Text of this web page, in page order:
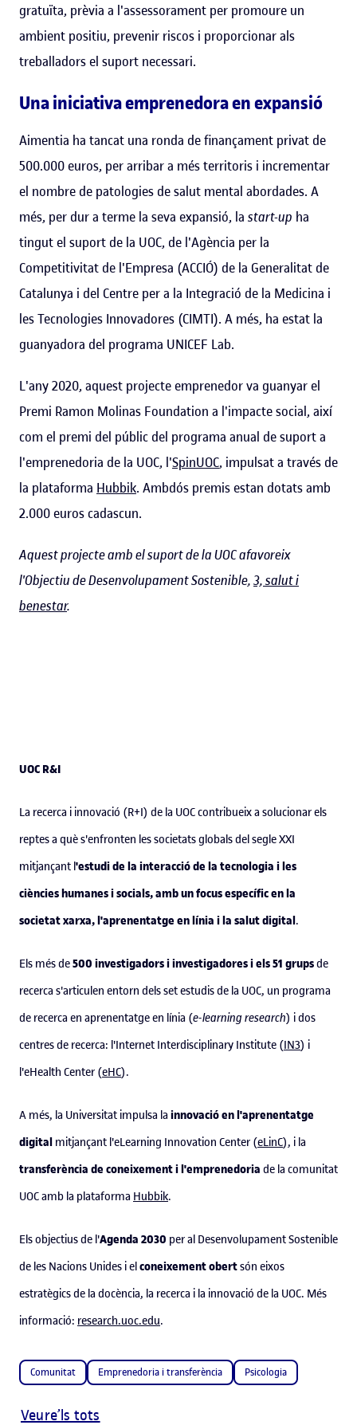
gratuïta, prèvia a l'assessorament per promoure un
ambient positiu, prevenir riscos i proporcionar als
treballadors el suport necessari.
Una iniciativa emprenedora en expansió
Aimentia ha tancat una ronda de finançament privat de
500.000 euros, per arribar a més territoris i incrementar
el nombre de patologies de salut mental abordades. A
més, per dur a terme la seva expansió, la start-up ha
tingut el suport de la UOC, de l'Agència per la
Competitivitat de l'Empresa (ACCIÓ) de la Generalitat de
Catalunya i del Centre per a la Integració de la Medicina i
les Tecnologies Innovadores (CIMTI). A més, ha estat la
guanyadora del programa UNICEF Lab.
L'any 2020, aquest projecte emprenedor va guanyar el
Premi Ramon Molinas Foundation a l'impacte social, així
com el premi del públic del programa anual de suport a
l'emprenedoria de la UOC, l'SpinUOC, impulsat a través de
la plataforma Hubbik. Ambdós premis estan dotats amb
2.000 euros cadascun.
Aquest projecte amb el suport de la UOC afavoreix
l'Objectiu de Desenvolupament Sostenible,3, salut i
benestar.
UOC R&I
La recerca i innovació (R+I) de la UOC contribueix a solucionar els
reptes a què s'enfronten les societats globals del segle XXI
mitjançant l'estudi de la interacció de la tecnologia i les
ciències humanes i socials, amb un focus específic en la
societat xarxa, l'aprenentatge en línia i la salut digital.
Els més de500 investigadors i investigadores i els 51 grupsde
recerca s'articulen entorn dels set estudis de la UOC, un programa
de recerca en aprenentatge en línia (e-learning research) i dos
centres de recerca: l'Internet Interdisciplinary Institute (IN3) i
l'eHealth Center (eHC).
A més, la Universitat impulsa la innovació en l'aprenentatge
digital mitjançant l'eLearning Innovation Center (eLinC), i la
transferència de coneixement i l'emprenedoria de la comunitat
UOC amb la plataforma Hubbik.
Els objectius de l'Agenda 2030 per al Desenvolupament Sostenible
de les Nacions Unides i elconeixement obertsón eixos
estratègics de la docència, la recerca i la innovació de la UOC. Més
informació: research.uoc.edu.
Comunitat Emprenedoria i transferència Psicologia
Veure’ls tots